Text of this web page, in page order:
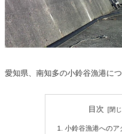
愛知県、南知多の小鈴谷漁港に
目次
小鈴谷漁港へのア